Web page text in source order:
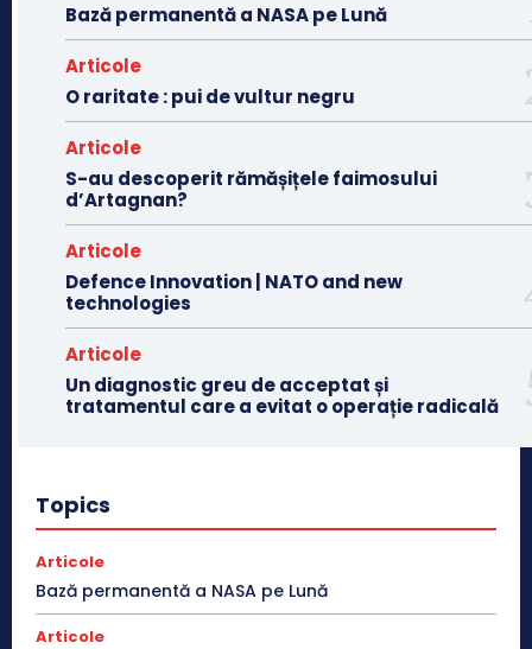
Bază permanentă a NASA pe Lună
Articole
O raritate : pui de vultur negru
Articole
S-au descoperit rămășițele faimosului
d’Artagnan?
Articole
Defence Innovation | NATO and new
technologies
Articole
Un diagnostic greu de acceptat și
tratamentul care a evitat o operație radicală
Topics
Articole
Bază permanentă a NASA pe Lună
Articole